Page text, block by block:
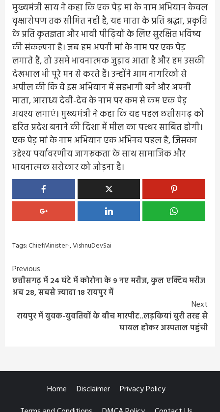
मुख्यमंत्री साय ने कहा कि एक पेड़ मां के नाम अभियान केवल
वृक्षारोपण तक सीमित नहीं है, यह माता के प्रति श्रद्धा, प्रकृति
के प्रति कृतज्ञता और भावी पीढ़ियों के लिए सुरक्षित भविष्य
की संकल्पना है। जब हम अपनी मां के नाम पर एक पेड़
लगाते हैं, तो उसमें भावनात्मक जुड़ाव आता है और हम उसकी
देखभाल भी पूरे मन से करते हैं। उन्होंने आम नागरिकों से
अपील की कि वे इस अभियान में सहभागी बनें और अपनी
माता, आराध्य देवी-देव के नाम पर कम से कम एक पेड़
अवश्य लगाएं। मुख्यमंत्री ने कहा कि यह पहल छत्तीसगढ़ को
हरित प्रदेश बनाने की दिशा में मील का पत्थर साबित होगी।
एक पेड़ मां के नाम अभियान एक अभिनव पहल है, जिसका
उद्देश्य पर्यावरणीय जागरूकता के साथ सामाजिक और
भावनात्मक सरोकार को जोड़ना है।
Tags:ChiefMinister-,VishnuDevSai
Continue
Reading
Previous
छत्तीसगढ़ में 24 घंटे में कोरोना के 9 नए मरीज, कुल एक्टिव मरीज
अब 28, सबसे ज्यादा 18 रायपुर में
Next
रायपुर में युवक-युवतियों के बीच मारपीट..लड़कियां बुरी तरह से
घायल होकर अस्पताल पहुंची
Home Disclaimer
Privacy Policy